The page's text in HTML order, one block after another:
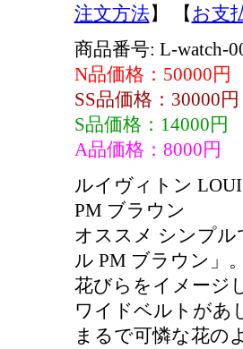
注文方法】 【お支
商品番号: L-watch-
N品価格：50000円
SS品価格：30000円
S品価格：14000円
A品価格：8000円
ルイヴィトン
PM ブラウン
オススメ シンプ
ル PM ブラウン」
花びらをイメージ
ワイドベルトがあ
まるで可憐な花の